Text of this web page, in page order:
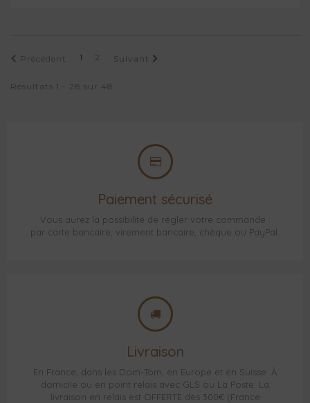
Précédent 1 2 Suivant
Résultats 1 - 28 sur 48.
Paiement sécurisé
Vous aurez la possibilité de régler votre commande :
par carte bancaire, virement bancaire, chèque ou PayPal.
Livraison
En France, dans les Dom-Tom, en Europe et en Suisse. À
domicile ou en point relais avec GLS ou La Poste. La
livraison en relais est OFFERTE dès 300€ (France